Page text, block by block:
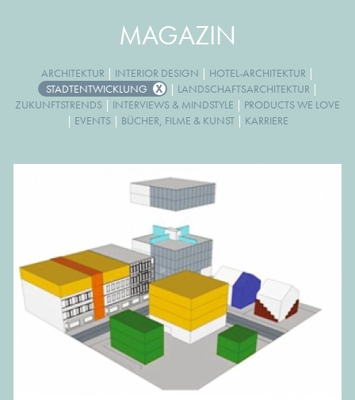
MAGAZIN
ARCHITEKTUR | INTERIOR DESIGN | HOTEL-ARCHITEKTUR |
STADTENTWICKLUNG
| LANDSCHAFTSARCHITEKTUR |
ZUKUNFTSTRENDS | INTERVIEWS & MINDSTYLE | PRODUCTS WE LOVE
| EVENTS | BÜCHER, FILME & KUNST | KARRIERE